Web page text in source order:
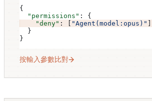
{
  "permissions"
: {
    "deny"
: [ "Agent(model:opus)"
  }
}
按輸入參數比對